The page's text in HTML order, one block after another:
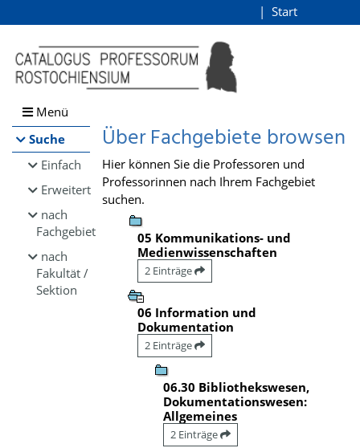
Browsen
direkt zum Inhalt
Start
Menü
Suche
Einfach
Erweitert
nach
Fachgebiet
nach
Fakultät /
Sektion
Über Fachgebiete browsen
Hier können Sie die Professoren und
Professorinnen nach Ihrem Fachgebiet
suchen.
05 Kommunikations- und
Medienwissenschaften
2 Einträge
06 Information und
Dokumentation
2 Einträge
06.30 Bibliothekswesen,
Dokumentationswesen:
Allgemeines
2 Einträge